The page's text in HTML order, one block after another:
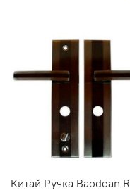
Китай Ручка Baodean R